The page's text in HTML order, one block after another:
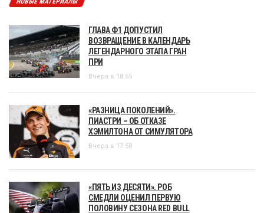
ГЛАВА Ф1 ДОПУСТИЛ
ВОЗВРАЩЕНИЕ В КАЛЕНДАРЬ
ЛЕГЕНДАРНОГО ЭТАПА ГРАН
ПРИ
Вчера в 18:55
«РАЗНИЦА ПОКОЛЕНИЙ».
ПИАСТРИ – ОБ ОТКАЗЕ
ХЭМИЛТОНА ОТ СИМУЛЯТОРА
Вчера в 17:58
«ПЯТЬ ИЗ ДЕСЯТИ». РОБ
СМЕДЛИ ОЦЕНИЛ ПЕРВУЮ
ПОЛОВИНУ СЕЗОНА RED BULL